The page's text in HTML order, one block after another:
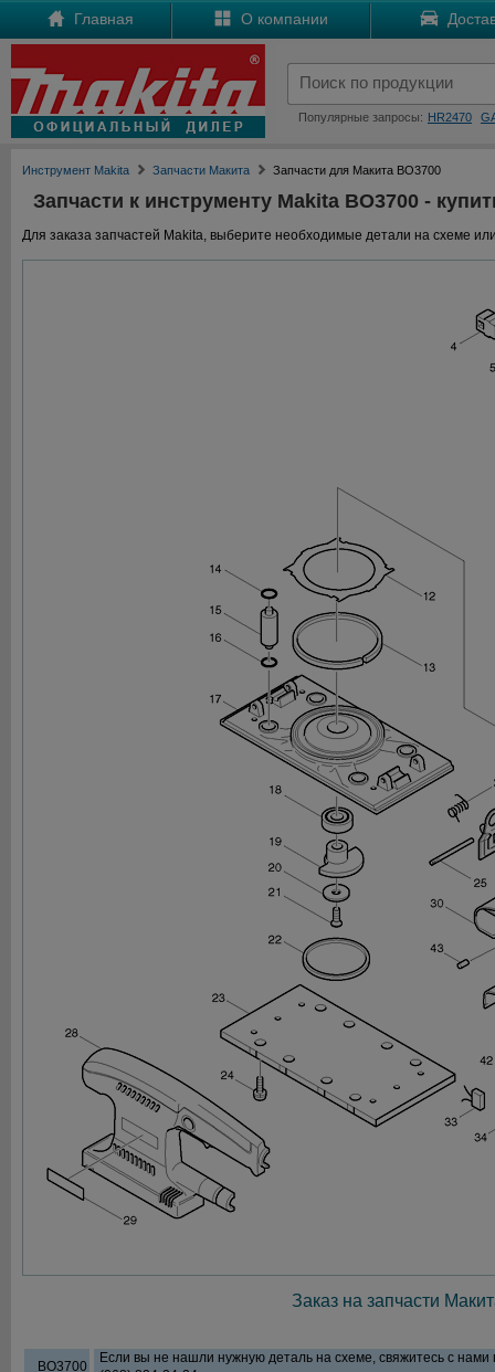
Главная О компании
Популярные запросы: HR2470
Инструмент Makita Запчасти Макита Запчасти для Макита BO3700
Запчасти к инструменту Makita BO3700 -
Для заказа запчастей Makita, выберите необходимые детали на схеме
Заказ на запчасти
BO3700
Если вы не нашли нужную деталь на схеме, свяжитесь с